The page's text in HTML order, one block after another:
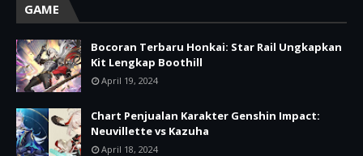
GAME
Bocoran Terbaru Honkai: Star Rail Ungkapkan
Kit Lengkap Boothill
April 19, 2024
Chart Penjualan Karakter Genshin Impact:
Neuvillette vs Kazuha
April 18, 2024